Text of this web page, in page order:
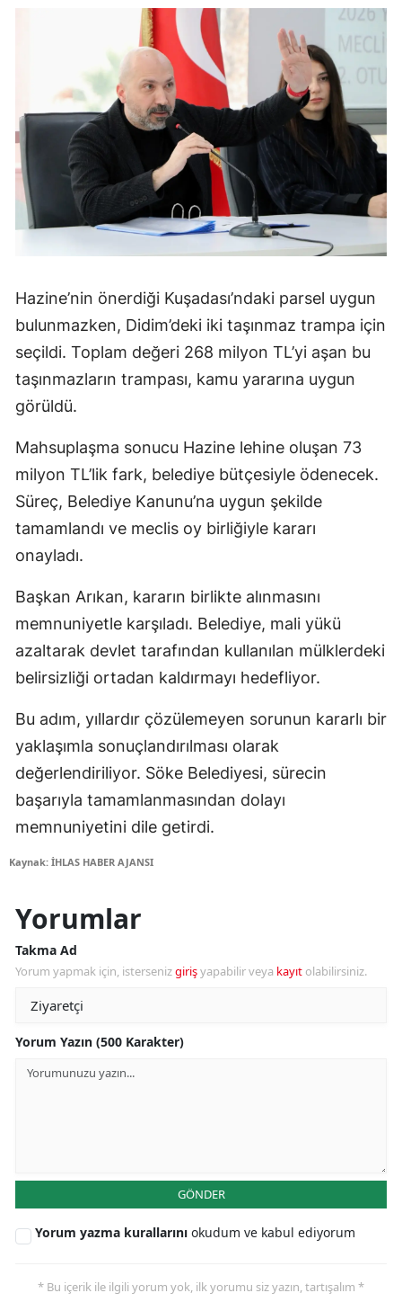
Hazine’nin önerdiği Kuşadası’ndaki parsel uygun
bulunmazken, Didim’deki iki taşınmaz trampa için
seçildi. Toplam değeri 268 milyon TL’yi aşan bu
taşınmazların trampası, kamu yararına uygun
görüldü.
Mahsuplaşma sonucu Hazine lehine oluşan 73
milyon TL’lik fark, belediye bütçesiyle ödenecek.
Süreç, Belediye Kanunu’na uygun şekilde
tamamlandı ve meclis oy birliğiyle kararı
onayladı.
Başkan Arıkan, kararın birlikte alınmasını
memnuniyetle karşıladı. Belediye, mali yükü
azaltarak devlet tarafından kullanılan mülklerdeki
belirsizliği ortadan kaldırmayı hedefliyor.
Bu adım, yıllardır çözülemeyen sorunun kararlı bir
yaklaşımla sonuçlandırılması olarak
değerlendiriliyor. Söke Belediyesi, sürecin
başarıyla tamamlanmasından dolayı
memnuniyetini dile getirdi.
Kaynak: İHLAS HABER AJANSI
Yorumlar
Takma Ad
Yorum yapmak için, istersenizgirişyapabilir veya kayıt olabilirsiniz.
Yorum Yazın (500 Karakter)
GÖNDER
Yorum yazma kurallarını okudum ve kabul ediyorum
* Bu içerik ile ilgili yorum yok, ilk yorumu siz yazın, tartışalım *